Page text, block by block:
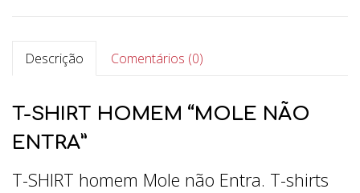
Descrição Comentários (0)
T-SHIRT HOMEM “MOLE NÃO
ENTRA”
T-SHIRT homem Mole não Entra. T-shirts